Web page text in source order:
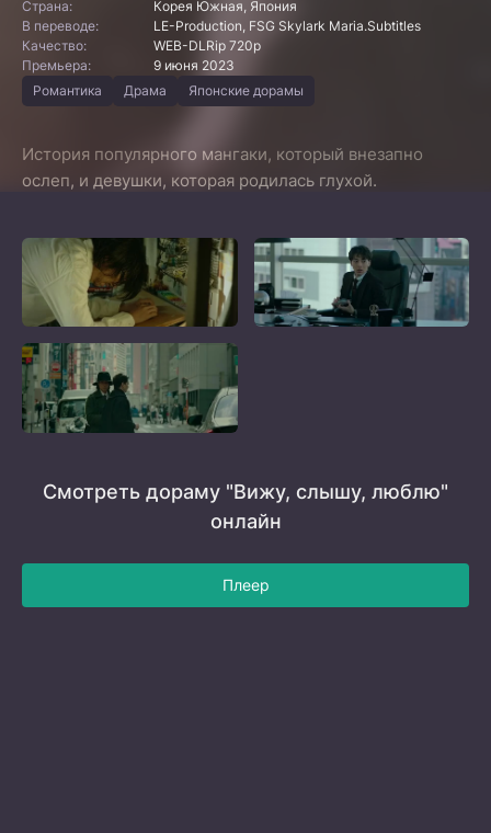
Страна:
Корея Южная, Япония
В переводе:
LE-Production, FSG Skylark Maria.Subtitles
Качество:
WEB-DLRip 720p
Премьера:
9 июня 2023
Романтика
Драма Японские дорамы
История популярного мангаки, который внезапно
ослеп, и девушки, которая родилась глухой.
Смотреть дораму "Вижу, слышу, люблю"
онлайн
Плеер